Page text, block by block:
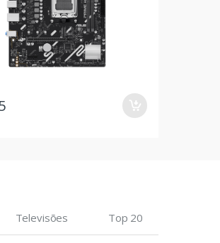
Televisões Top 20